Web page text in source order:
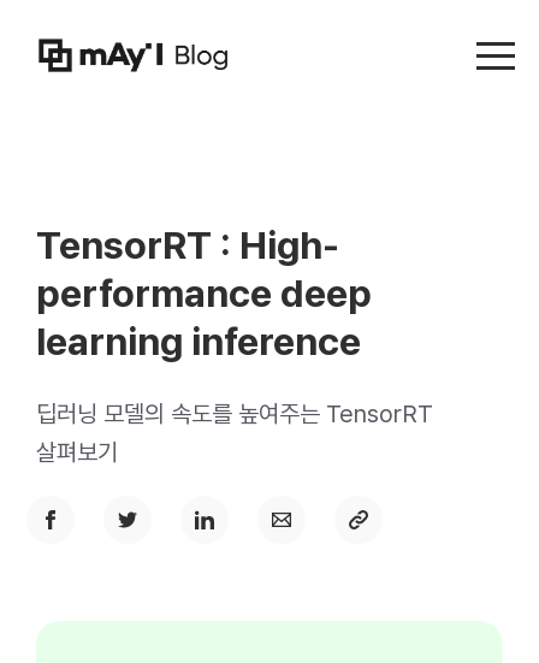
Menu
TensorRT : High-
performance deep
learning inference
딥러닝 모델의 속도를 높여주는 TensorRT
살펴보기